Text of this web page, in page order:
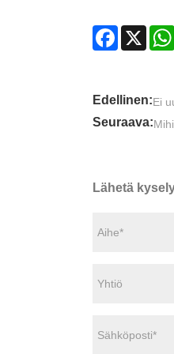
Facebook
X
Edellinen:Ei
Seuraava:
Lähetä